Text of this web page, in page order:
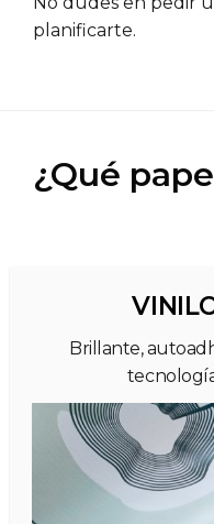
planificarte.
¿Qué
Brillante,